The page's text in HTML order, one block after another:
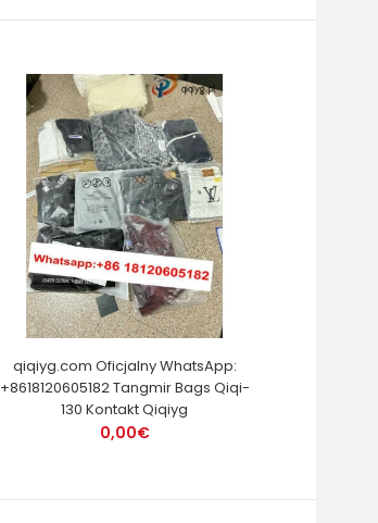
qiqiyg.com Oficjalny WhatsApp:
+8618120605182 Tangmir Bags Qiqi-
130 Kontakt Qiqiyg
0,00€